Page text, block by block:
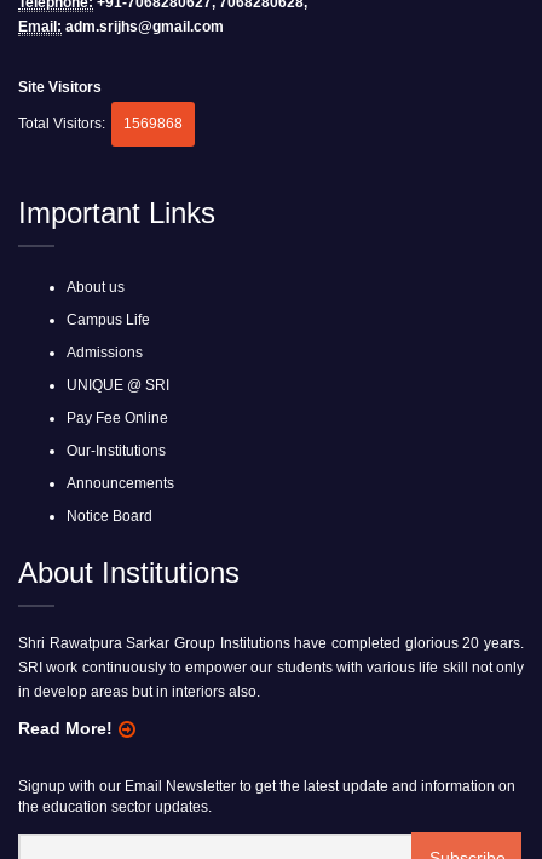
Email: adm.srijhs@gmail.com
Site Visitors
Total Visitors: 1569868
Important Links
About us
Campus Life
Admissions
UNIQUE @ SRI
Pay Fee Online
Our-Institutions
Announcements
Notice Board
About Institutions
Shri Rawatpura Sarkar Group Institutions have completed glorious 20 years.
SRI work continuously to empower our students with various life skill not only
in develop areas but in interiors also.
Read More!
Signup with our Email Newsletter to get the latest update and information on
the education sector updates.